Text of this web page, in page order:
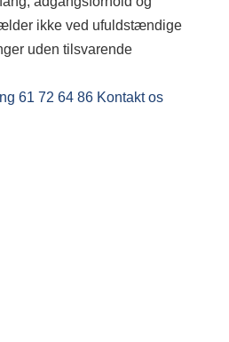
ikke ved ufuldstændige
uden tilsvarende
61 72 64 86 Kontakt os